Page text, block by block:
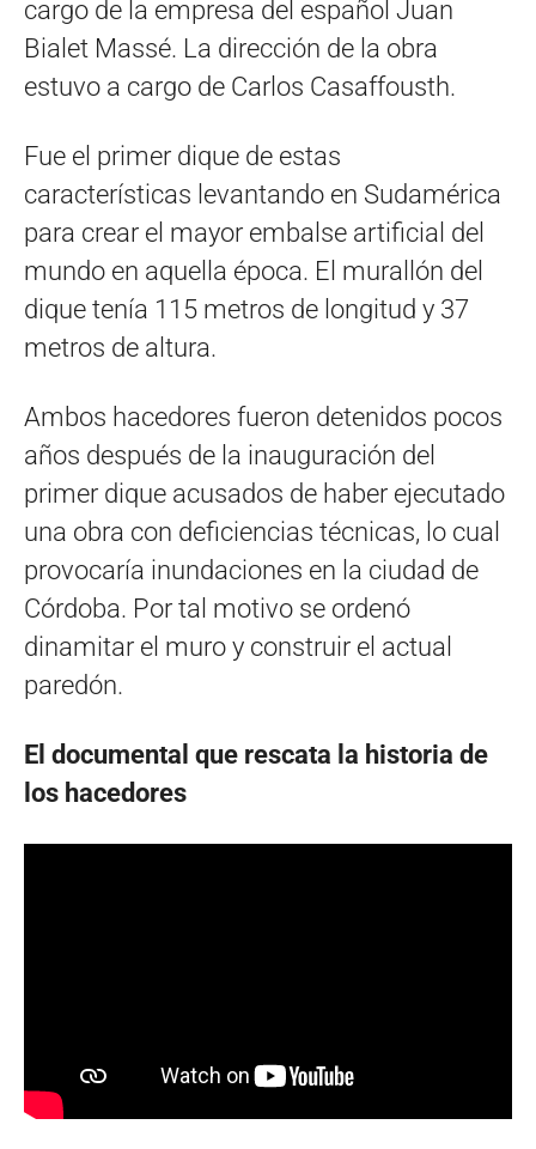
cargo de la empresa del español Juan
Bialet Massé. La dirección de la obra
estuvo a cargo de Carlos Casaffousth.
Fue el primer dique de estas
características levantando en Sudamérica
para crear el mayor embalse artificial del
mundo en aquella época. El murallón del
dique tenía 115 metros de longitud y 37
metros de altura.
Ambos hacedores fueron detenidos pocos
años después de la inauguración del
primer dique acusados de haber ejecutado
una obra con deficiencias técnicas, lo cual
provocaría inundaciones en la ciudad de
Córdoba. Por tal motivo se ordenó
dinamitar el muro y construir el actual
paredón.
El documental que rescata la historia de
los hacedores